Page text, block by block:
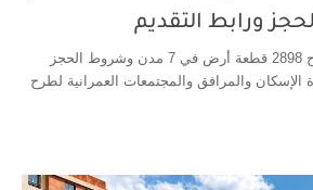
أراضي مسكن 2026.. طرح 2898 قطعة أرض في 7 مدن وشروط الحجز
الإسكان والمرافق والمجتمعات العمرانية لطرح